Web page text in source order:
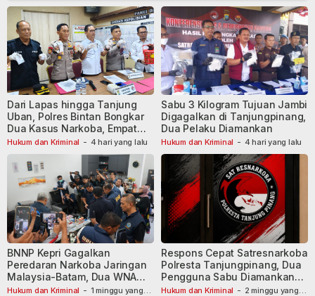
Hukum dan Kriminal - 4 hari yang lalu
Dari Lapas hingga Tanjung
Uban, Polres Bintan Bongkar
Dua Kasus Narkoba, Empat
Tersangka Dibekuk
Hukum dan Kriminal - 4 hari yang lalu
Sabu 3 Kilogram Tujuan Jambi
Digagalkan di Tanjungpinang,
Dua Pelaku Diamankan
Hukum dan Kriminal - 1 minggu yang
BNNP Kepri Gagalkan
Peredaran Narkoba Jaringan
Malaysia-Batam, Dua WNA
Masih Diburu
Hukum dan Kriminal - 2 minggu yang
Respons Cepat Satresnarkoba
Polresta Tanjungpinang, Dua
Pengguna Sabu Diamankan
Usai Dilaporkan ke Call Center